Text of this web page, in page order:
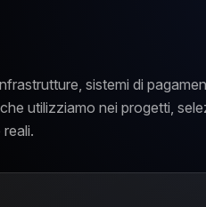
sistemi di
utilizziamo nei progetti,